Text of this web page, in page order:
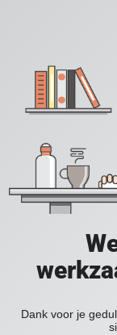
Dank voor je